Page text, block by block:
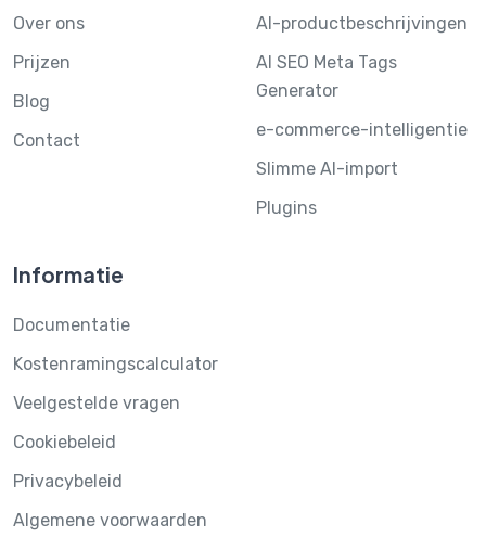
Over ons
Prijzen
Blog
Contact
AI-productbeschrijvingen
AI SEO Meta Tags
Generator
e-commerce-intelligentie
Slimme AI-import
Plugins
Informatie
Documentatie
Kostenramingscalculator
Veelgestelde vragen
Cookiebeleid
Privacybeleid
Algemene voorwaarden